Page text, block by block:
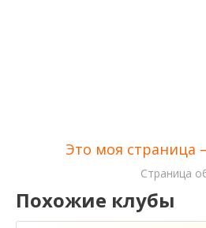
Это моя страница
Cтраница
Похожие клубы